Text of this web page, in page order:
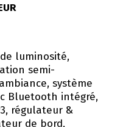
luminosité,
semi-
système
Bluetooth intégré,
régulateur &
de bord,